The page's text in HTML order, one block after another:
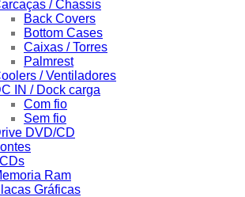
/ Chassis
Back Covers
Bottom Cases
Caixas / Torres
Palmrest
/ Ventiladores
IN / Dock carga
Com fio
Sem fio
DVD/CD
Ram
Gráficas